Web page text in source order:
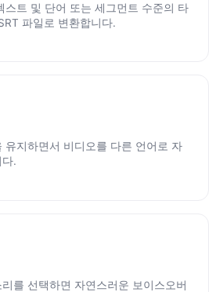
스트 및 단어 또는 세그먼트 수준의 타
파일로 변환합니다.
유지하면서 비디오를 다른 언어로 자
.
를 선택하면 자연스러운 보이스오버